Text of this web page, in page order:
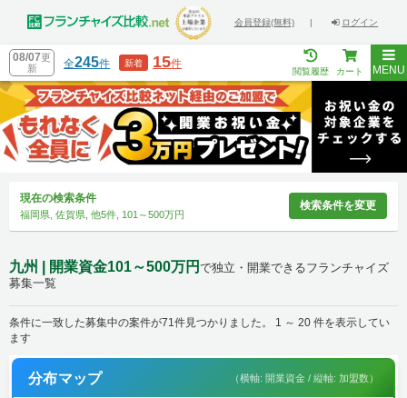
会員登録(無料) | ログイン
08/07更
新
全245件 新着 15件
閲覧履歴 カート MENU
現在の検索条件
福岡県, 佐賀県, 他5件, 101～500万円
検索条件を変更
九州 | 開業資金101～500万円 で独立・開業できるフランチャイズ
募集一覧
条件に一致した募集中の案件が71件見つかりました。 1 ～ 20 件を表示してい
ます
分布マップ （横軸: 開業資金 / 縦軸: 加盟数）